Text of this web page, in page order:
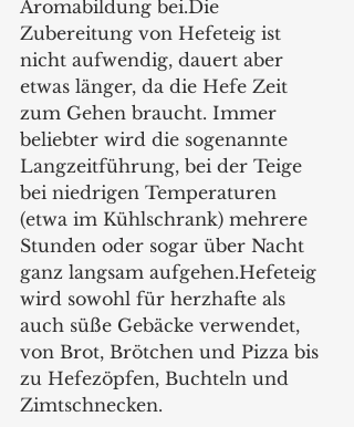
Aromabildung bei.Die
Zubereitung von Hefeteig ist
nicht aufwendig, dauert aber
etwas länger, da die Hefe Zeit
zum Gehen braucht. Immer
beliebter wird die sogenannte
Langzeitführung, bei der Teige
bei niedrigen Temperaturen
(etwa im Kühlschrank) mehrere
Stunden oder sogar über Nacht
ganz langsam aufgehen.Hefeteig
wird sowohl für herzhafte als
auch süße Gebäcke verwendet,
von Brot, Brötchen und Pizza bis
zu Hefezöpfen, Buchteln und
Zimtschnecken.